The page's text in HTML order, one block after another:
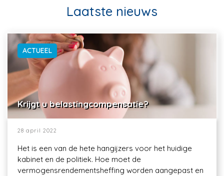
Laatste nieuws
ACTUEEL
Krijgt u belastingcompensatie?
28 april 2022
Het is een van de hete hangijzers voor het huidige
kabinet en de politiek. Hoe moet de
vermogensrendementsheffing worden aangepast en